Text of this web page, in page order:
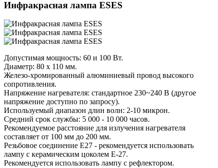
Инфракрасная лампа ESES
Допустимая мощность: 60 и 100 Вт.
Диаметр: 80 x 110 мм.
Железо-хромированный алюминиевый провод высокого
сопротивления.
Напряжение нагревателя: стандартное 230~240 В (другое
напряжение доступно по запросу).
Используемый диапазон длин волн: 2-10 микрон.
Средний срок службы: 5 000 - 10 000 часов.
Рекомендуемое расстояние для излучения нагревателя
составляет от 100 мм до 200 мм.
Резьбовое соединение E27 - рекомендуется использовать
лампу с керамическим цоколем E-27.
Рекомендуется использовать лампу с рефлектором.